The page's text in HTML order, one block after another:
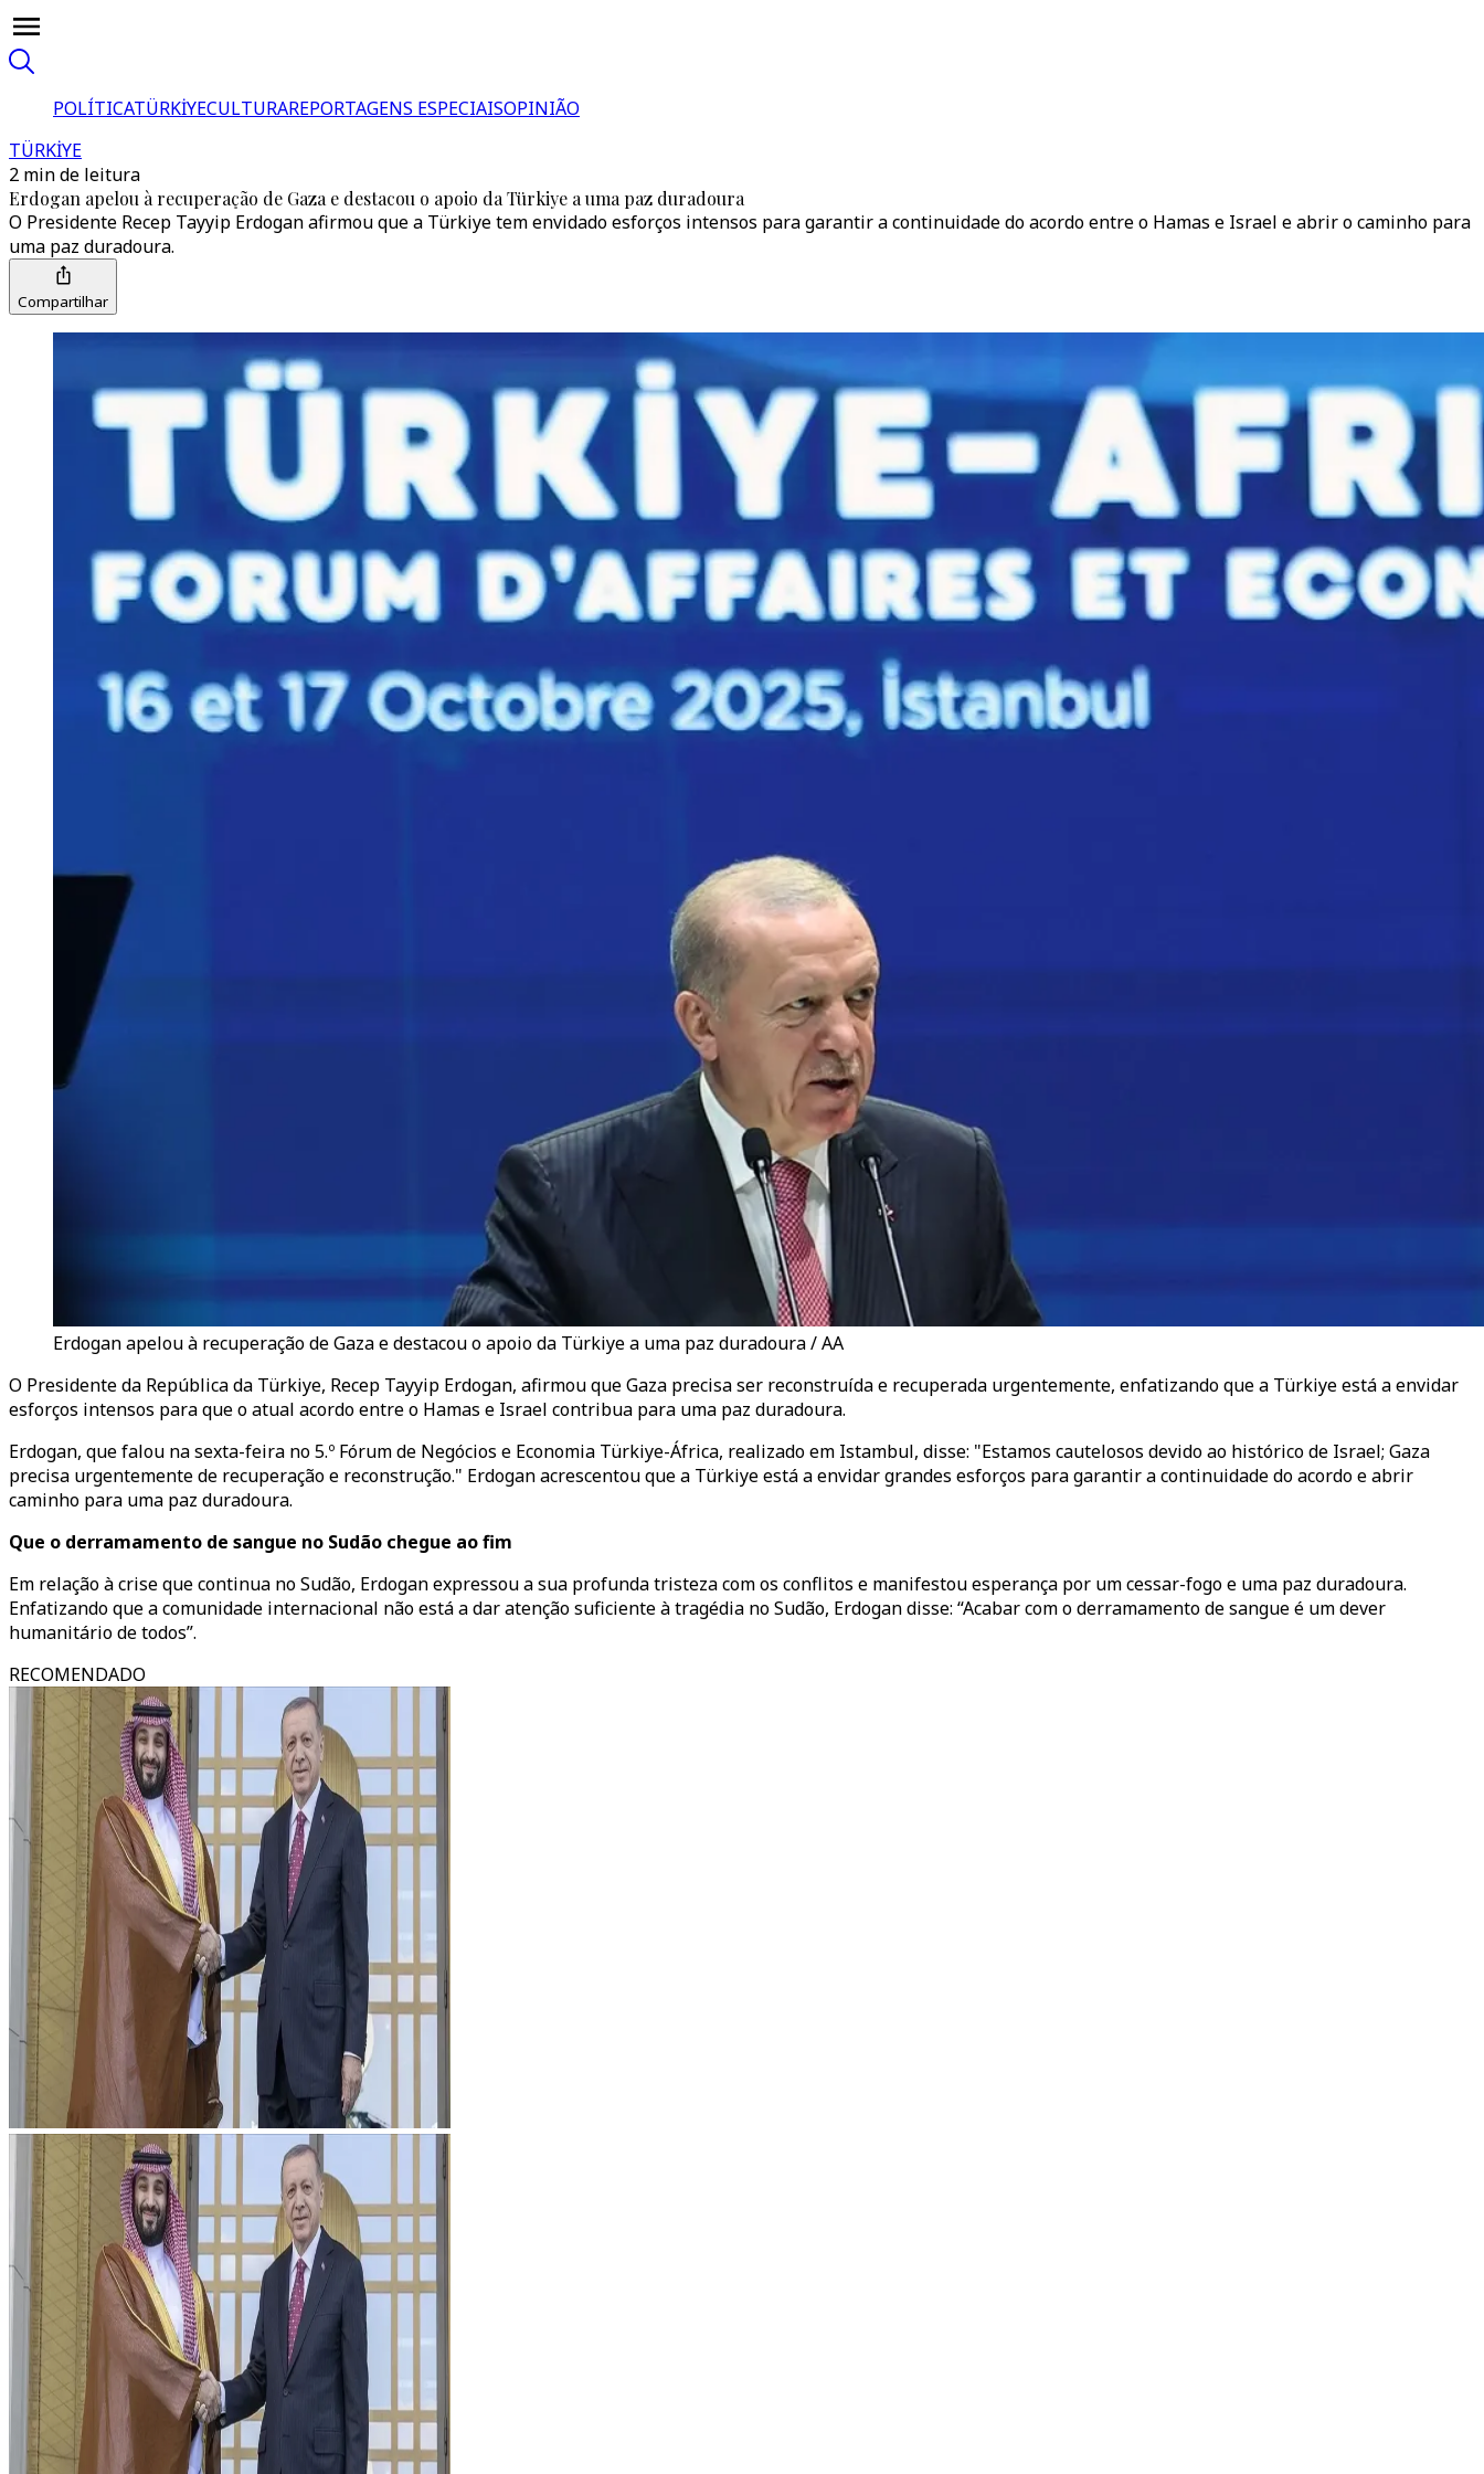
POLÍTICATÜRKİYECULTURAREPORTAGENS ESPECIAISOPINIÃO
TÜRKİYE
2 min de leitura
Erdogan apelou à recuperação de Gaza e destacou o apoio da Türkiye a uma paz duradoura
O Presidente Recep Tayyip Erdogan afirmou que a Türkiye tem envidado esforços intensos para garantir a continuidade do acordo entre o Hamas e Israel e abrir o caminho para
uma paz duradoura.
Compartilhar
Erdogan apelou à recuperação de Gaza e destacou o apoio da Türkiye a uma paz duradoura / AA
O Presidente da República da Türkiye, Recep Tayyip Erdogan, afirmou que Gaza precisa ser reconstruída e recuperada urgentemente, enfatizando que a Türkiye está a envidar
esforços intensos para que o atual acordo entre o Hamas e Israel contribua para uma paz duradoura.
Erdogan, que falou na sexta-feira no 5.º Fórum de Negócios e Economia Türkiye-África, realizado em Istambul, disse: "Estamos cautelosos devido ao histórico de Israel; Gaza
precisa urgentemente de recuperação e reconstrução." Erdogan acrescentou que a Türkiye está a envidar grandes esforços para garantir a continuidade do acordo e abrir
caminho para uma paz duradoura.
Que o derramamento de sangue no Sudão chegue ao fim
Em relação à crise que continua no Sudão, Erdogan expressou a sua profunda tristeza com os conflitos e manifestou esperança por um cessar-fogo e uma paz duradoura.
Enfatizando que a comunidade internacional não está a dar atenção suficiente à tragédia no Sudão, Erdogan disse: “Acabar com o derramamento de sangue é um dever
humanitário de todos”.
RECOMENDADO